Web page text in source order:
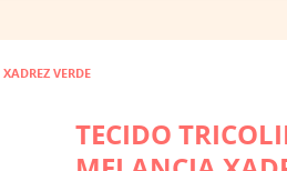
VERDE
TECIDO